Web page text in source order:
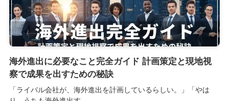
海外進出に必要なこと完全ガイド 計画策定と現地視
察で成果を出すための秘訣
「ライバル会社が、海外進出を計画しているらしい。」「やは